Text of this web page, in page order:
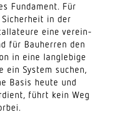
Fundament. Für
in der
eine verein­
für Bauherren den
in eine lang­lebige
ein System suchen,
Basis heute und
führt kein Weg